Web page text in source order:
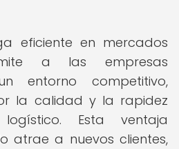
eficiente en mercados
a las empresas
entorno competitivo,
la calidad y la rapidez
Esta ventaja
atrae a nuevos clientes,